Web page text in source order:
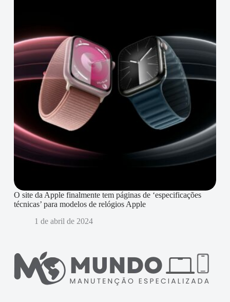
O site da Apple finalmente tem páginas de ‘especificações
técnicas’ para modelos de relógios Apple
1 de abril de 2024